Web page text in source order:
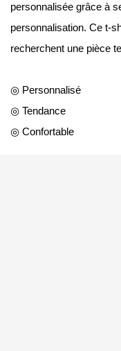
personnalisée grâce à
personnalisation. Ce t-
recherchent une pièce
◎ Personnalisé
◎ Tendance
◎ Confortable